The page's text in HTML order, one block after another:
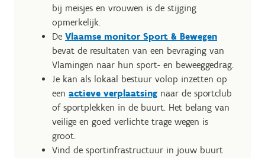
bij meisjes en vrouwen is de stijging
opmerkelijk.
De Vlaamse monitor Sport & Bewegen
bevat de resultaten van een bevraging van
Vlamingen naar hun sport- en beweeggedrag.
Je kan als lokaal bestuur volop inzetten op
een actieve verplaatsing naar de sportclub
of sportplekken in de buurt. Het belang van
veilige en goed verlichte trage wegen is
groot.
Vind de sportinfrastructuur in jouw buurt